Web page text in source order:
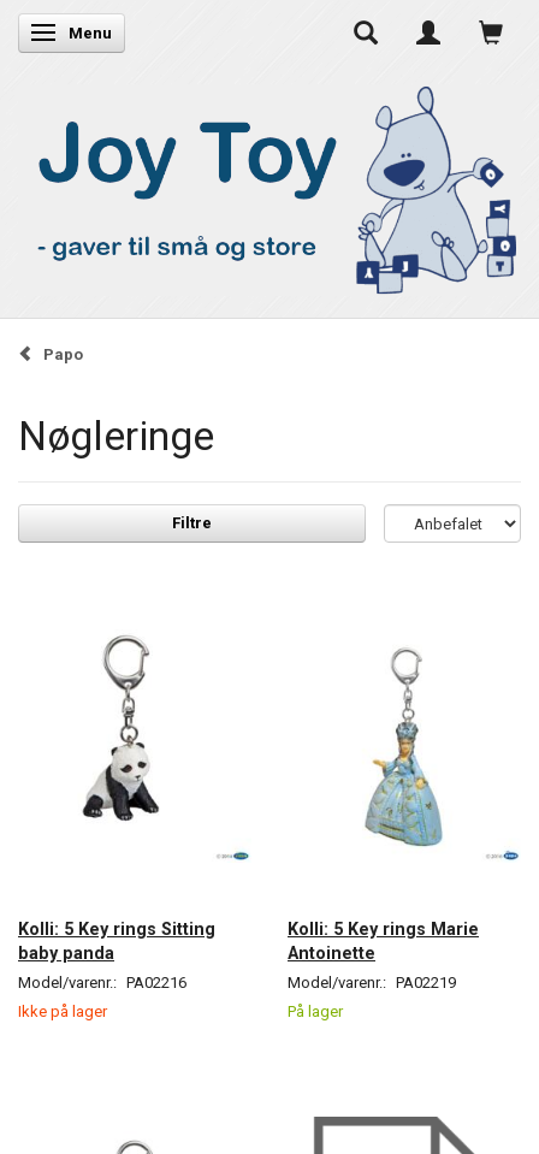
Skifte navigation
Menu
Papo
Nøgleringe
Filtre
Kolli: 5 Key rings Sitting
baby panda
Model/varenr.: PA02216
Ikke på lager
Kolli: 5 Key rings Marie
Antoinette
Model/varenr.: PA02219
På lager